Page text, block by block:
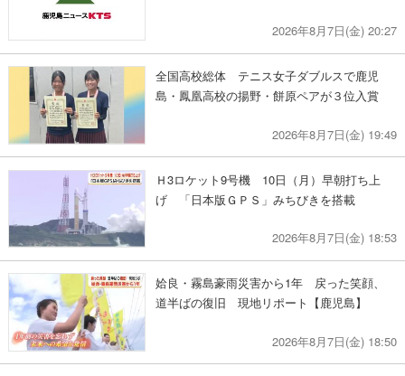
2026年8月7日(金) 20:27
全国高校総体 テニス女子ダブルスで鹿児
島・鳳凰高校の揚野・餅原ペアが３位入賞
2026年8月7日(金) 19:49
Ｈ3ロケット9号機 10日（月）早朝打ち上
げ 「日本版ＧＰＳ」みちびきを搭載
2026年8月7日(金) 18:53
姶良・霧島豪雨災害から1年 戻った笑顔、
道半ばの復旧 現地リポート【鹿児島】
2026年8月7日(金) 18:50